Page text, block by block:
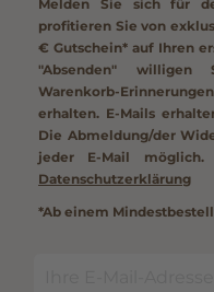
Melden Sie sich für
profitieren Sie von
€ Gutschein* auf Ihren
"Absenden" willigen
Warenkorb-
erhalten. E-Mails
Die Abmeldung/der
jeder E-Mail
Datenschutzerklärung
*Ab einem